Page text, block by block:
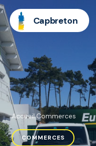
Capbreton
Accueil·Commerces
COMMERCES